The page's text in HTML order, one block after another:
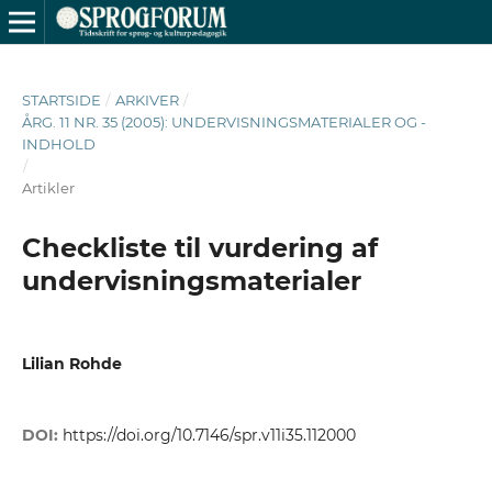
STARTSIDE / ARKIVER /
ÅRG. 11 NR. 35 (2005): UNDERVISNINGSMATERIALER OG -
INDHOLD
/
Artikler
Checkliste til vurdering af
undervisningsmaterialer
Lilian Rohde
DOI: https://doi.org/10.7146/spr.v11i35.112000